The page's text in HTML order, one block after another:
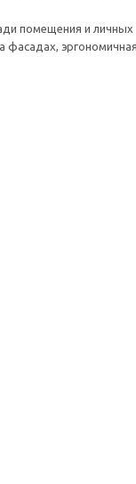
помещения и
фасадах,